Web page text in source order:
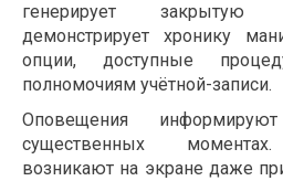
генерирует закрытую
демонстрирует хронику
опции, доступные
полномочиям учётной-записи.
Оповещения
существенных
возникают на экране даже